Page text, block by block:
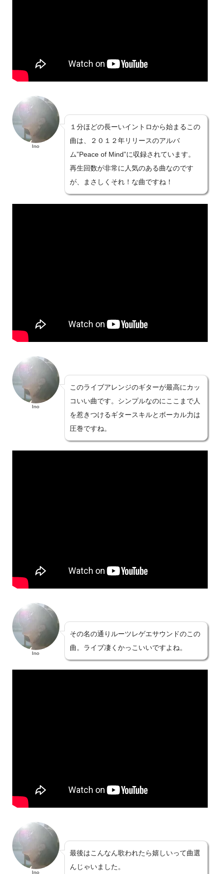
Ino
１分ほどの長ーいイントロから始まるこの
曲は、２０１２年リリースのアルバ
ム”Peace of Mind”に収録されています。
再生回数が非常に人気のある曲なのです
が、まさしくそれ！な曲ですね！
Ino
このライブアレンジのギターが最高にカッ
コいい曲です。シンプルなのにここまで人
を惹きつけるギタースキルとボーカル力は
圧巻ですね。
Ino
その名の通りルーツレゲエサウンドのこの
曲。ライブ凄くかっこいいですよね。
Ino
最後はこんなん歌われたら嬉しいって曲選
んじゃいました。